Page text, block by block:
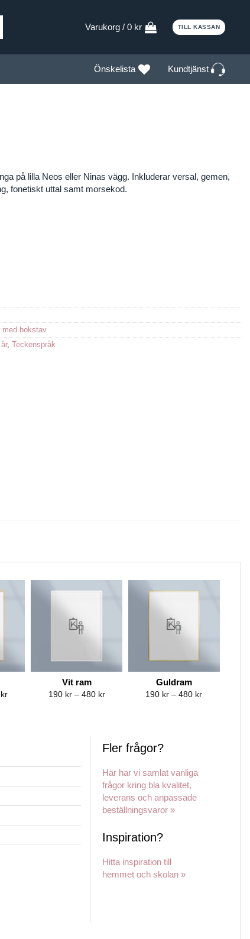
Varukorg / 0 kr TILL KASSAN
Önskelista Kundtjänst
på lilla Neos eller Ninas vägg. Inkluderar versal, gemen,
fonetiskt uttal samt morsekod.
med bokstav
, Teckenspråk
krPrice
Vit ram
190 kr – 480 krPrice
Guldram
190 kr – 480 krPrice
Fler frågor?
Här har vi samlat vanliga
frågor kring bla kvalitet,
leverans och anpassade
beställningsvaror »
Inspiration?
Hitta inspiration till
hemmet och skolan »